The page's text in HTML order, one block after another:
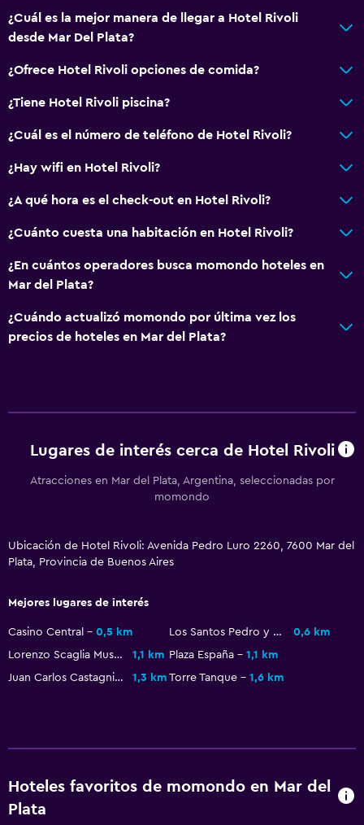
Seguridad las 24 horas
Caja fuerte
Cámaras CCTV en zonas comunes
Estacionamiento y transporte
Estacionamiento
Estacionamiento privado
Accesibilidad y adecuación
Para no fumadores
Ascensor
Habitaciones familiares
Menús para dietas especiales (bajo petición)
¿Cuál es la mejor manera de llegar a Hotel Rivoli
desde Mar Del Plata?
¿Ofrece Hotel Rivoli opciones de comida?
¿Tiene Hotel Rivoli piscina?
¿Cuál es el número de teléfono de Hotel Rivoli?
¿Hay wifi en Hotel Rivoli?
¿A qué hora es el check-out en Hotel Rivoli?
¿Cuánto cuesta una habitación en Hotel Rivoli?
¿En cuántos operadores busca momondo hoteles en
Mar del Plata?
¿Cuándo actualizó momondo por última vez los
precios de hoteles en Mar del Plata?
Lugares de interés cerca de Hotel Rivoli
Atracciones en Mar del Plata, Argentina, seleccionadas por
momondo
Ubicación de Hotel Rivoli: Avenida Pedro Luro 2260, 7600 Mar del
Plata, Provincia de Buenos Aires
Mejores lugares de interés
Casino Central 0,5 km Los Santos Pedro y Cecilia Cathedral
0,6 km
Lorenzo Scaglia Museum of Natural Sciences
1,1 km Plaza España
1,1 km
Juan Carlos Castagnino Municipal Art Museum
1,3 km Torre Tanque 1,6 km
Hoteles favoritos de momondo en Mar del
Plata